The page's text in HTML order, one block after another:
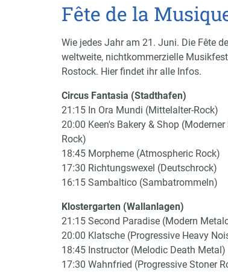
Fête de la
Wie jedes Jahr am 21. Juni. Die Fête
weltweite, nichtkommerzielle
Rostock. Hier findet ihr alle Infos.
Circus Fantasia (Stadthafen)
21:15 In Ora Mundi (Mittelalter-Rock)
20:00 Keen's Bakery & Shop
Rock)
18:45 Morpheme (Atmospheric Rock)
17:30 Richtungswexel (Deutschrock)
16:15 Sambaltico (Sambatrommeln)
Klostergarten (Wallanlagen)
21:15 Second Paradise (Modern
20:00 Klatsche (Progressive Heavy
18:45 Instructor (Melodic Death Metal)
17:30 Wahnfried (Progressive Stoner